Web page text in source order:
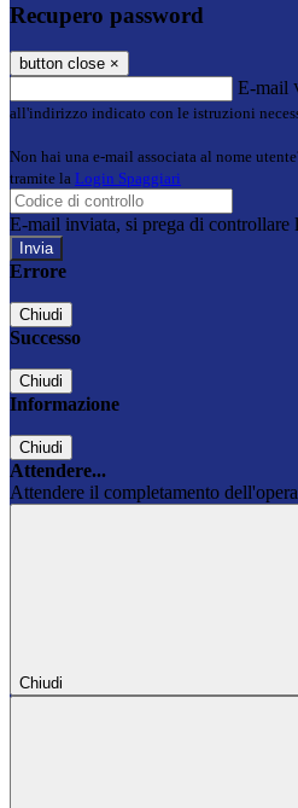
Recupero password
button close ×
E-mail
all'indirizzo indicato con le istruzioni
Non hai una e-mail associata al nome
tramite la Login Spaggiari
E-mail inviata, si prega di controllare
Errore
Chiudi
Successo
Chiudi
Informazione
Chiudi
Attendere...
Attendere il completamento
Chiudi